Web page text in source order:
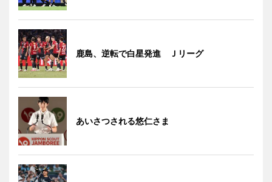
鹿島、逆転で白星発進 Ｊリーグ
あいさつされる悠仁さま